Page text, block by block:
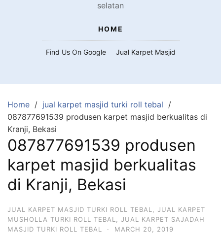
selatan
HOME
Find Us On Google Jual Karpet Masjid
Home
jual karpet masjid turki roll tebal
087877691539 produsen karpet masjid berkualitas di
Kranji, Bekasi
087877691539 produsen
karpet masjid berkualitas
di Kranji, Bekasi
JUAL KARPET MASJID TURKI ROLL TEBAL
JUAL KARPET
MUSHOLLA TURKI ROLL TEBAL
JUAL KARPET SAJADAH
MASJID TURKI ROLL TEBAL
· MARCH 20, 2019